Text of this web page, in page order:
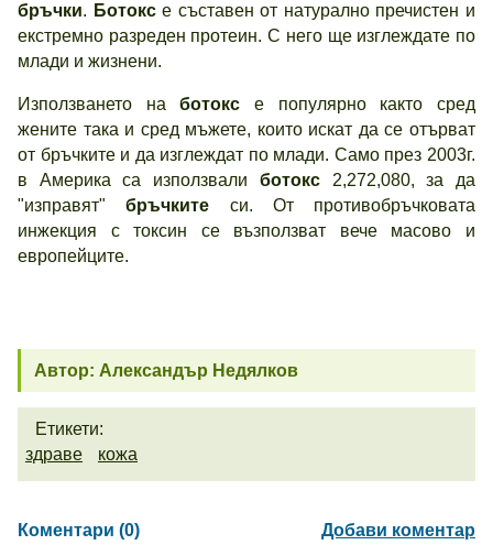
бръчки. Ботоксе съставен от натурално пречистен и
екстремно разреден протеин. С него ще изглеждате по
млади и жизнени.
Използването наботокс е популярно както сред
жените така и сред мъжете, които искат да се отърват
от бръчките и да изглеждат по млади. Само през 2003г.
в Америка са използвали ботокс2,272,080, за да
"изправят"бръчките си. От противобръчковата
инжекция с токсин се възползват вече масово и
европейците.
Автор: Александър Недялков
Етикети:
здраве
кожа
Коментари (0)
Добави коментар